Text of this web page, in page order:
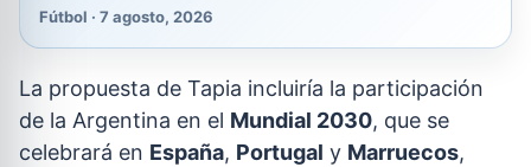
Fútbol · 7 agosto, 2026
La propuesta de Tapia incluiría la participación
de la Argentina en el Mundial 2030, que se
celebrará en España, Portugal y Marruecos,